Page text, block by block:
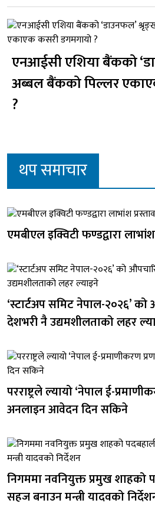
एनआईसी एशिया बैंकको
अब्बल बैंकको पिल्लर
?
थप समाचार
एमबीएल इक्विटी फण्डद्वारा लाभांश
‘स्टार्टअप समिट नेपाल-२०२६’
देशभरी नै उद्यमशीलताको लहर
परराष्ट्रले ल्यायो ‘नेपाल ई-
अनलाइन आवेदन दिन सकिने
निगममा नवनियुक्त प्रमुख शाहको
सहज बनाउन मन्त्री यादवको